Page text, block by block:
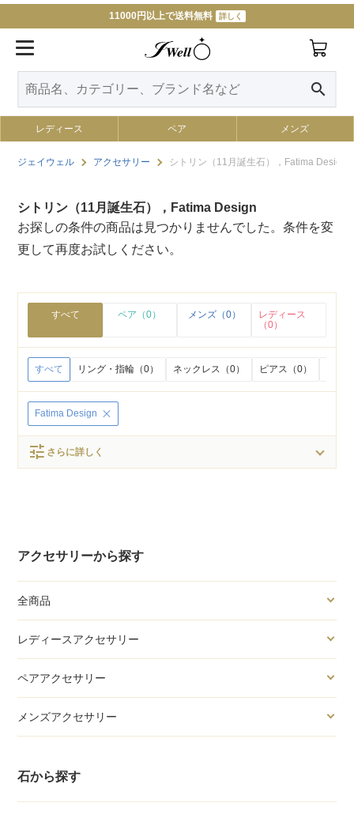
11000円以上で送料無料 詳しく
search
レディース ペア メンズ
ジェイウェル アクセサリー シトリン（11月誕生石），Fatima Design
アクセサリーから探す
全商品
レディースアクセサリー
ペアアクセサリー
メンズアクセサリー
石から探す
シトリン（11月誕生石），Fatima Design
お探しの条件の商品は見つかりませんでした。条件を変
更して再度お試しください。
すべて ペア（0） メンズ（0）
レディース
（0）
すべて リング・指輪（0） ネックレス（0） ピアス（0）
Fatima Design
tune さらに詳しく